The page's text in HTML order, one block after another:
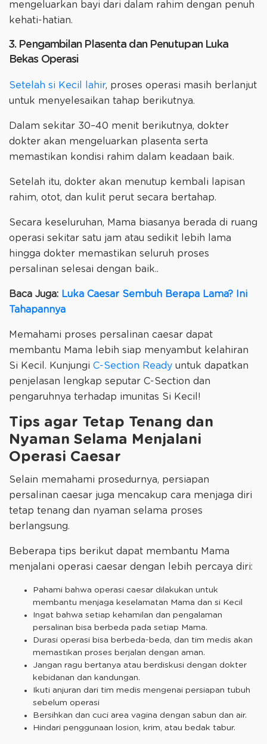
mengeluarkan bayi dari dalam rahim dengan penuh
kehati-hatian.
3. Pengambilan Plasenta dan Penutupan Luka
Bekas Operasi
Setelah si Kecil lahir, proses operasi masih berlanjut
untuk menyelesaikan tahap berikutnya.
Dalam sekitar 30–40 menit berikutnya, dokter
dokter akan mengeluarkan plasenta serta
memastikan kondisi rahim dalam keadaan baik.
Setelah itu, dokter akan menutup kembali lapisan
rahim, otot, dan kulit perut secara bertahap.
Secara keseluruhan, Mama biasanya berada di ruang
operasi sekitar satu jam atau sedikit lebih lama
hingga dokter memastikan seluruh proses
persalinan selesai dengan baik..
Baca Juga: Luka Caesar Sembuh Berapa Lama? Ini
Tahapannya
Memahami proses persalinan caesar dapat
membantu Mama lebih siap menyambut kelahiran
Si Kecil. Kunjungi C-Section Ready untuk dapatkan
penjelasan lengkap seputar C-Section dan
pengaruhnya terhadap imunitas Si Kecil!
Tips agar Tetap Tenang dan
Nyaman Selama Menjalani
Operasi Caesar
Selain memahami prosedurnya, persiapan
persalinan caesar juga mencakup cara menjaga diri
tetap tenang dan nyaman selama proses
berlangsung.
Beberapa tips berikut dapat membantu Mama
menjalani operasi caesar dengan lebih percaya diri:
Pahami bahwa operasi caesar dilakukan untuk
membantu menjaga keselamatan Mama dan si Kecil
Ingat bahwa setiap kehamilan dan pengalaman
persalinan bisa berbeda pada setiap Mama.
Durasi operasi bisa berbeda-beda, dan tim medis akan
memastikan proses berjalan dengan aman.
Jangan ragu bertanya atau berdiskusi dengan dokter
kebidanan dan kandungan.
Ikuti anjuran dari tim medis mengenai persiapan tubuh
sebelum operasi
Bersihkan dan cuci area vagina dengan sabun dan air.
Hindari penggunaan losion, krim, atau bedak tabur.